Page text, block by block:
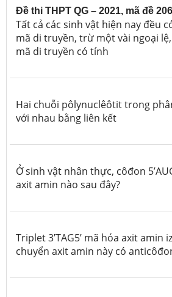
Đề thi THPT QG – 2021, mã đề 206
Tất cả các sinh vật hiện nay đều
mã di truyền, trừ một vài ngoại
mã di truyền có tính
Hai chuỗi pôlynuclêôtit trong
với nhau bằng liên kết
Ở sinh vật nhân thực, côđon
axit amin nào sau đây?
Triplet 3’TAG5’ mã hóa axit amin
chuyển axit amin này có